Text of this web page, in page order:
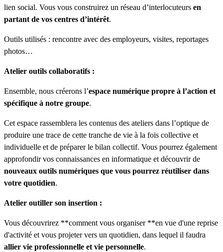
lien social. Vous vous construirez un réseau d’interlocuteurs en
partant de vos centres d’intérêt.
Outils utilisés : rencontre avec des employeurs, visites, reportages
photos…
Atelier outils collaboratifs :
Ensemble, nous créerons l’espace numérique propre à l’action et
spécifique à notre groupe.
Cet espace rassemblera les contenus des ateliers dans l’optique de
produire une trace de cette tranche de vie à la fois collective et
individuelle et de préparer le bilan collectif. Vous pourrez également
approfondir vos connaissances en informatique et découvrir de
nouveaux outils numériques que vous pourrez réutiliser dans
votre quotidien.
Atelier outiller son insertion :
Vous découvrirez **comment vous organiser **en vue d'une reprise
d'activité et vous projeter vers un quotidien, dans lequel il faudra
allier vie professionnelle et vie personnelle.